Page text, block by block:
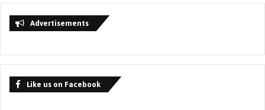
Advertisements
Like us on Facebook